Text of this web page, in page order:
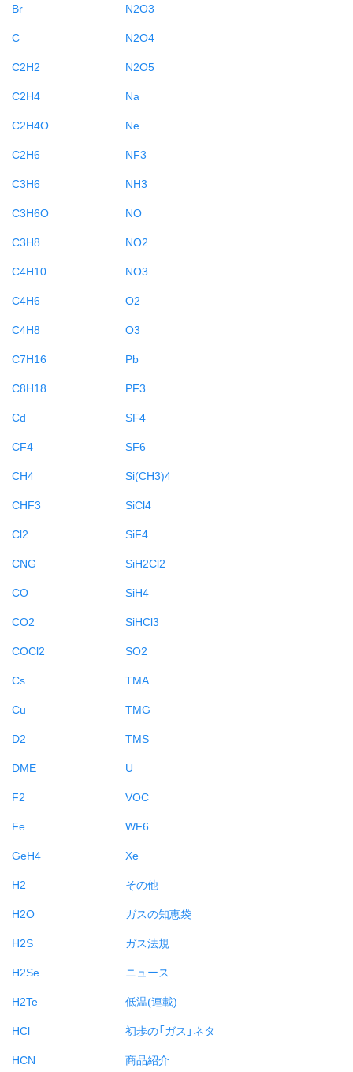
Br
C
C2H2
C2H4
C2H4O
C2H6
C3H6
C3H6O
C3H8
C4H10
C4H6
C4H8
C7H16
C8H18
Cd
CF4
CH4
CHF3
Cl2
CNG
CO
CO2
COCl2
Cs
Cu
D2
DME
F2
Fe
GeH4
H2
H2O
H2S
H2Se
H2Te
HCl
HCN
N2O3
N2O4
N2O5
Na
Ne
NF3
NH3
NO
NO2
NO3
O2
O3
Pb
PF3
SF4
SF6
Si(CH3)4
SiCl4
SiF4
SiH2Cl2
SiH4
SiHCl3
SO2
TMA
TMG
TMS
U
VOC
WF6
Xe
その他
ガスの知恵袋
ガス法規
ニュース
低温(連載)
初歩の「ガス」ネタ
商品紹介